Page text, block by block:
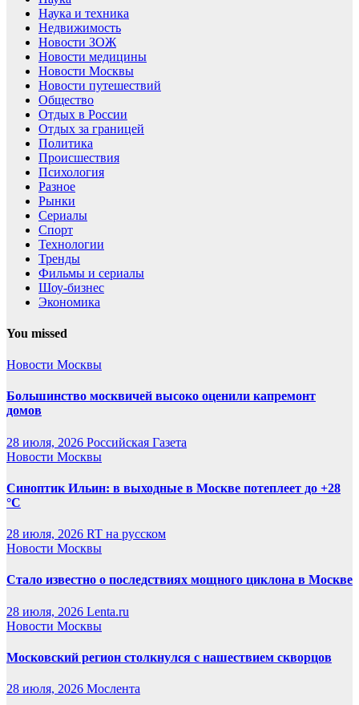
Наука и техника
Недвижимость
Новости ЗОЖ
Новости медицины
Новости Москвы
Новости путешествий
Общество
Отдых в России
Отдых за границей
Политика
Происшествия
Психология
Разное
Рынки
Сериалы
Спорт
Технологии
Тренды
Фильмы и сериалы
Шоу-бизнес
Экономика
You missed
Новости Москвы
Большинство москвичей высоко оценили капремонт
домов
28 июля, 2026 Российская Газета
Новости Москвы
Синоптик Ильин: в выходные в Москве потеплеет до +28
°C
28 июля, 2026 RT на русском
Новости Москвы
Стало известно о последствиях мощного циклона в Москве
28 июля, 2026 Lenta.ru
Новости Москвы
Московский регион столкнулся с нашествием скворцов
28 июля, 2026 Мослента